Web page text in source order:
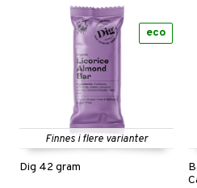
Finnes i flere varianter
Dig 42 gram
eco